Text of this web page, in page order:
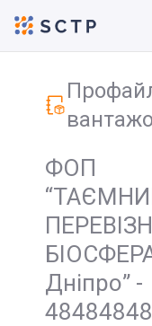
ФОП
Дніпро” -